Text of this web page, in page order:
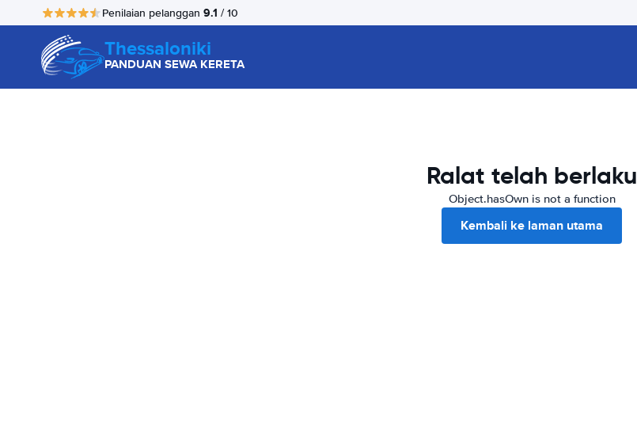
Penilaian pelanggan 9.1 / 10
Thessaloniki
PANDUAN SEWA KERETA
Ralat telah berlaku
Object.hasOwn is not a function
Kembali ke laman utama